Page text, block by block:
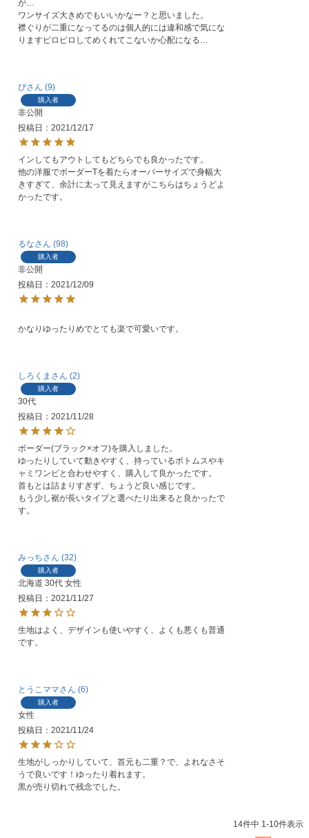
が…
ワンサイズ大きめでもいいかなー？と思いました。
襟ぐりが二重になってるのは個人的には違和感で気にな
りますピロピロしてめくれてこないか心配になる…
ぴ 9
購入者
非公開
投稿日
2021/12/17
インしてもアウトしてもどちらでも良かったです。
他の洋服でボーダーTを着たらオーバーサイズで身幅大
きすぎて、余計に太って見えますがこちらはちょうどよ
かったです。
るな 98
購入者
非公開
投稿日
2021/12/09
かなりゆったりめでとても楽で可愛いです。
しろくま 2
購入者
30代
投稿日
2021/11/28
ボーダー(ブラック×オフ)を購入しました。
ゆったりしていて動きやすく、持っているボトムスやキ
ャミワンピと合わせやすく、購入して良かったです。
首もとは詰まりすぎず、ちょうど良い感じです。
もう少し裾が長いタイプと選べたり出来ると良かったで
す。
みっち 32
購入者
北海道 30代 女性
投稿日
2021/11/27
生地はよく、デザインも使いやすく、よくも悪くも普通
とうこママ 6
購入者
女性
投稿日
2021/11/24
生地がしっかりしていて、首元も二重？で、よれなさそ
うで良いです！ゆったり着れます。
黒が売り切れで残念でした。
14件中 1 -10件表示